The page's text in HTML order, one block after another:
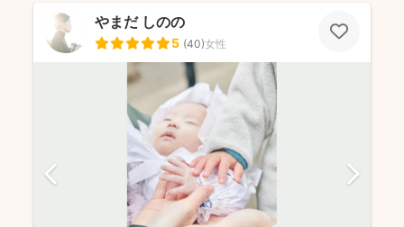
やまだ しのの
5 (40)女性